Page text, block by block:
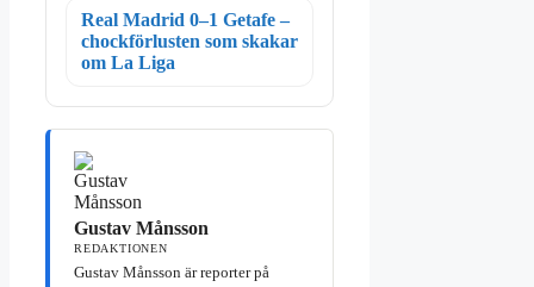
Real Madrid 0–1 Getafe –
chockförlusten som skakar
om La Liga
Gustav Månsson
REDAKTIONEN
Gustav Månsson är reporter på